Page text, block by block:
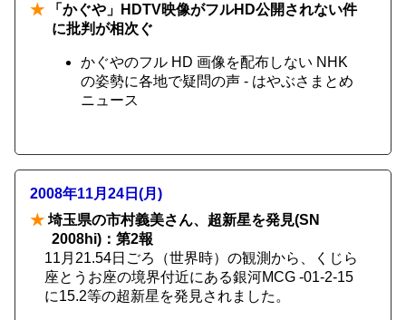
★ 「かぐや」HDTV映像がフルHD公開されない件
に批判が相次ぐ
かぐやのフル HD 画像を配布しない NHK
の姿勢に各地で疑問の声 - はやぶさまとめ
ニュース
2008年11月24日(月)
★ 埼玉県の市村義美さん、超新星を発見(SN
2008hi)：第2報
11月21.54日ごろ（世界時）の観測から、くじら
座とうお座の境界付近にある銀河MCG -01-2-15
に15.2等の超新星を発見されました。